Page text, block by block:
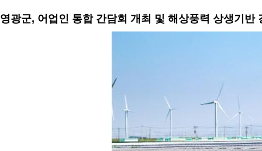
영광군, 어업인 통합 간담회 개최 및 해상풍력 상생기반